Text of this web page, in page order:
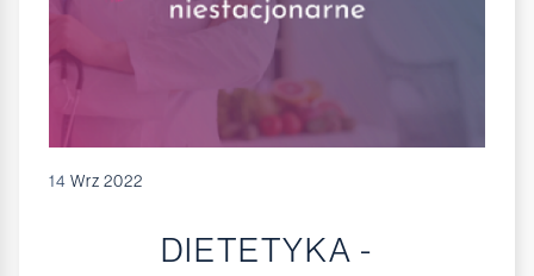
14 Wrz 2022
DIETETYKA -